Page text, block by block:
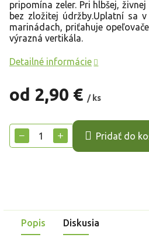
od 2,90 € / ks
cena:
+
− Pridať do
pripomína zeler. Pri hlbšej,
bez zložitej údržby.Uplatní sa
marinádach, priťahuje
výrazná vertikála.
Detailné informácie
Popis Diskusia